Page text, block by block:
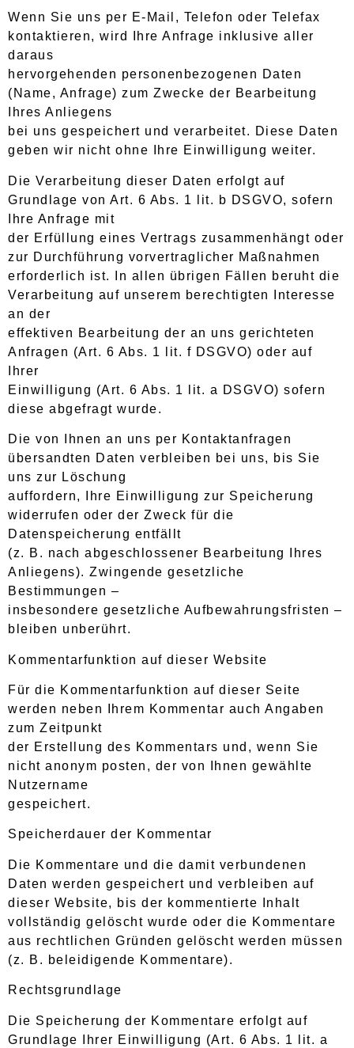
Wenn Sie uns per E-Mail, Telefon oder Telefax
kontaktieren, wird Ihre Anfrage inklusive aller
daraus
hervorgehenden personenbezogenen Daten
(Name, Anfrage) zum Zwecke der Bearbeitung
Ihres Anliegens
bei uns gespeichert und verarbeitet. Diese Daten
geben wir nicht ohne Ihre Einwilligung weiter.
Die Verarbeitung dieser Daten erfolgt auf
Grundlage von Art. 6 Abs. 1 lit. b DSGVO, sofern
Ihre Anfrage mit
der Erfüllung eines Vertrags zusammenhängt oder
zur Durchführung vorvertraglicher Maßnahmen
erforderlich ist. In allen übrigen Fällen beruht die
Verarbeitung auf unserem berechtigten Interesse
an der
effektiven Bearbeitung der an uns gerichteten
Anfragen (Art. 6 Abs. 1 lit. f DSGVO) oder auf
Ihrer
Einwilligung (Art. 6 Abs. 1 lit. a DSGVO) sofern
diese abgefragt wurde.
Die von Ihnen an uns per Kontaktanfragen
übersandten Daten verbleiben bei uns, bis Sie
uns zur Löschung
auffordern, Ihre Einwilligung zur Speicherung
widerrufen oder der Zweck für die
Datenspeicherung entfällt
(z. B. nach abgeschlossener Bearbeitung Ihres
Anliegens). Zwingende gesetzliche
Bestimmungen –
insbesondere gesetzliche Aufbewahrungsfristen –
bleiben unberührt.
Kommentarfunktion auf dieser Website
Für die Kommentarfunktion auf dieser Seite
werden neben Ihrem Kommentar auch Angaben
zum Zeitpunkt
der Erstellung des Kommentars und, wenn Sie
nicht anonym posten, der von Ihnen gewählte
Nutzername
gespeichert.
Speicherdauer der Kommentar
Die Kommentare und die damit verbundenen
Daten werden gespeichert und verbleiben auf
dieser Website, bis der kommentierte Inhalt
vollständig gelöscht wurde oder die Kommentare
aus rechtlichen Gründen gelöscht werden müssen
(z. B. beleidigende Kommentare).
Rechtsgrundlage
Die Speicherung der Kommentare erfolgt auf
Grundlage Ihrer Einwilligung (Art. 6 Abs. 1 lit. a